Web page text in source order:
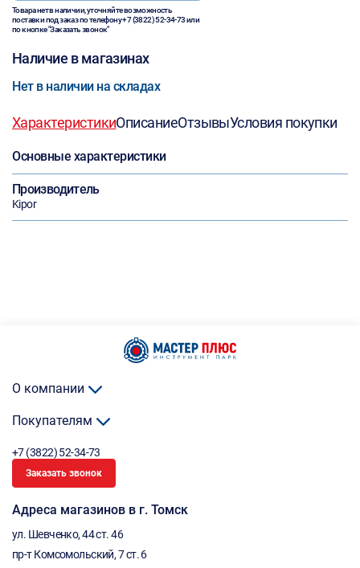
Товара нет в наличии, уточняйте возможность
поставки под заказ по телефону+7 (3822) 52-34-73или
по кнопке "Заказать звонок"
Наличие в магазинах
Нет в наличии на складах
ХарактеристикиОписаниеОтзывыУсловия покупки
Основные характеристики
Производитель
Kipor
О компании
Покупателям
+7 (3822) 52-34-73
Заказать звонок
Адреса магазинов в г. Томск
ул. Шевченко, 44 ст. 46
пр-т Комсомольский, 7 ст. 6